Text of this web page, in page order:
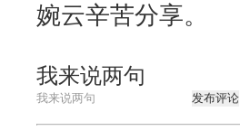
婉云辛苦分享。
我来说两句
发布评论